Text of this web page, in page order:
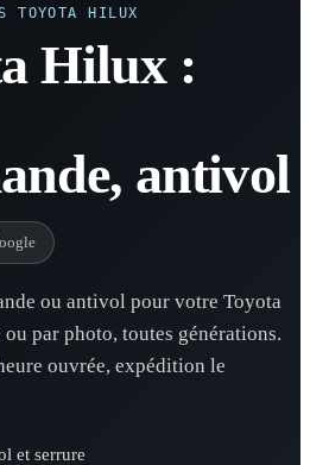
TOYOTA HILUX
Hilux :
antivol
ou antivol pour votre Toyota
par photo, toutes générations.
ouvrée, expédition le
et serrure